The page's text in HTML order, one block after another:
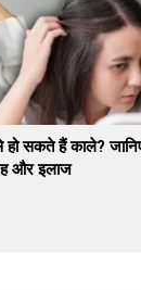
हो सकते हैं काले?
और इलाज